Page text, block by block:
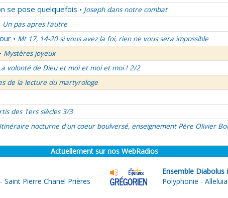
se pose quelquefois • Joseph dans notre combat
Un pas apres l'autre
• Mt 17, 14-20 si vous avez la foi, rien ne vous sera impossible
• Mystères joyeux
volonté de Dieu et moi et moi et moi ! 2/2
de la lecture du martyrologe
des 1ers siècles 3/3
Itinéraire nocturne d'un coeur boulversé, enseignement Père Olivier
Actuellement sur nos WebRadios
Pierre Chanel Prières
Ensemble Diabolus
Polyphonie -